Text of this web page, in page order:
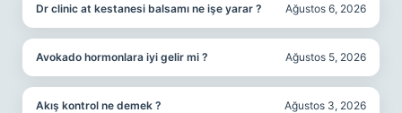
Dr clinic at kestanesi balsamı ne işe yarar ? Ağustos 6, 2026
Avokado hormonlara iyi gelir mi ? Ağustos 5, 2026
Akış kontrol ne demek ? Ağustos 3, 2026